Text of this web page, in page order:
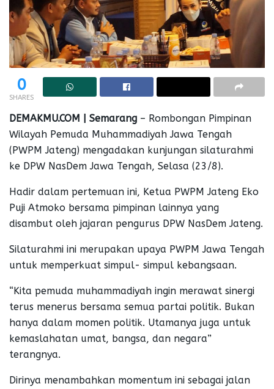
0
SHARES
DEMAKMU.COM | Semarang – Rombongan Pimpinan
Wilayah Pemuda Muhammadiyah Jawa Tengah
(PWPM Jateng) mengadakan kunjungan silaturahmi
ke DPW NasDem Jawa Tengah, Selasa (23/8).
Hadir dalam pertemuan ini, Ketua PWPM Jateng Eko
Puji Atmoko bersama pimpinan lainnya yang
disambut oleh jajaran pengurus DPW NasDem Jateng.
Silaturahmi ini merupakan upaya PWPM Jawa Tengah
untuk memperkuat simpul- simpul kebangsaan.
“Kita pemuda muhammadiyah ingin merawat sinergi
terus menerus bersama semua partai politik. Bukan
hanya dalam momen politik. Utamanya juga untuk
kemaslahatan umat, bangsa, dan negara”
terangnya.
Dirinya menambahkan momentum ini sebagai jalan